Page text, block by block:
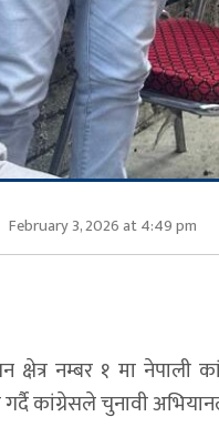
February 3, 2026 at 4:49 pm
क्षेत्र नम्बर १ मा नेपाली
कांग्रेसले चुनावी